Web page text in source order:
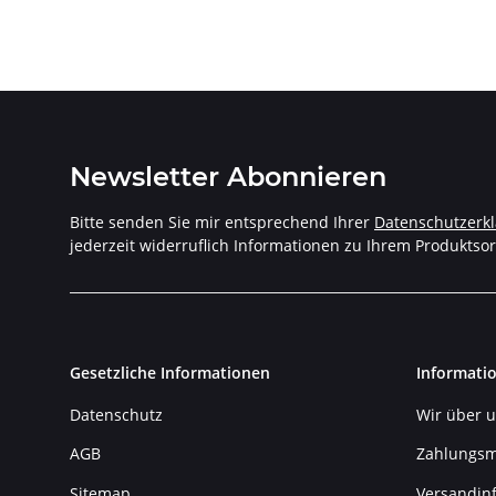
Newsletter Abonnieren
Bitte senden Sie mir entsprechend Ihrer
jederzeit widerruflich Informationen zu Ihrem
Gesetzliche Informationen
Datenschutz
AGB
Wir über